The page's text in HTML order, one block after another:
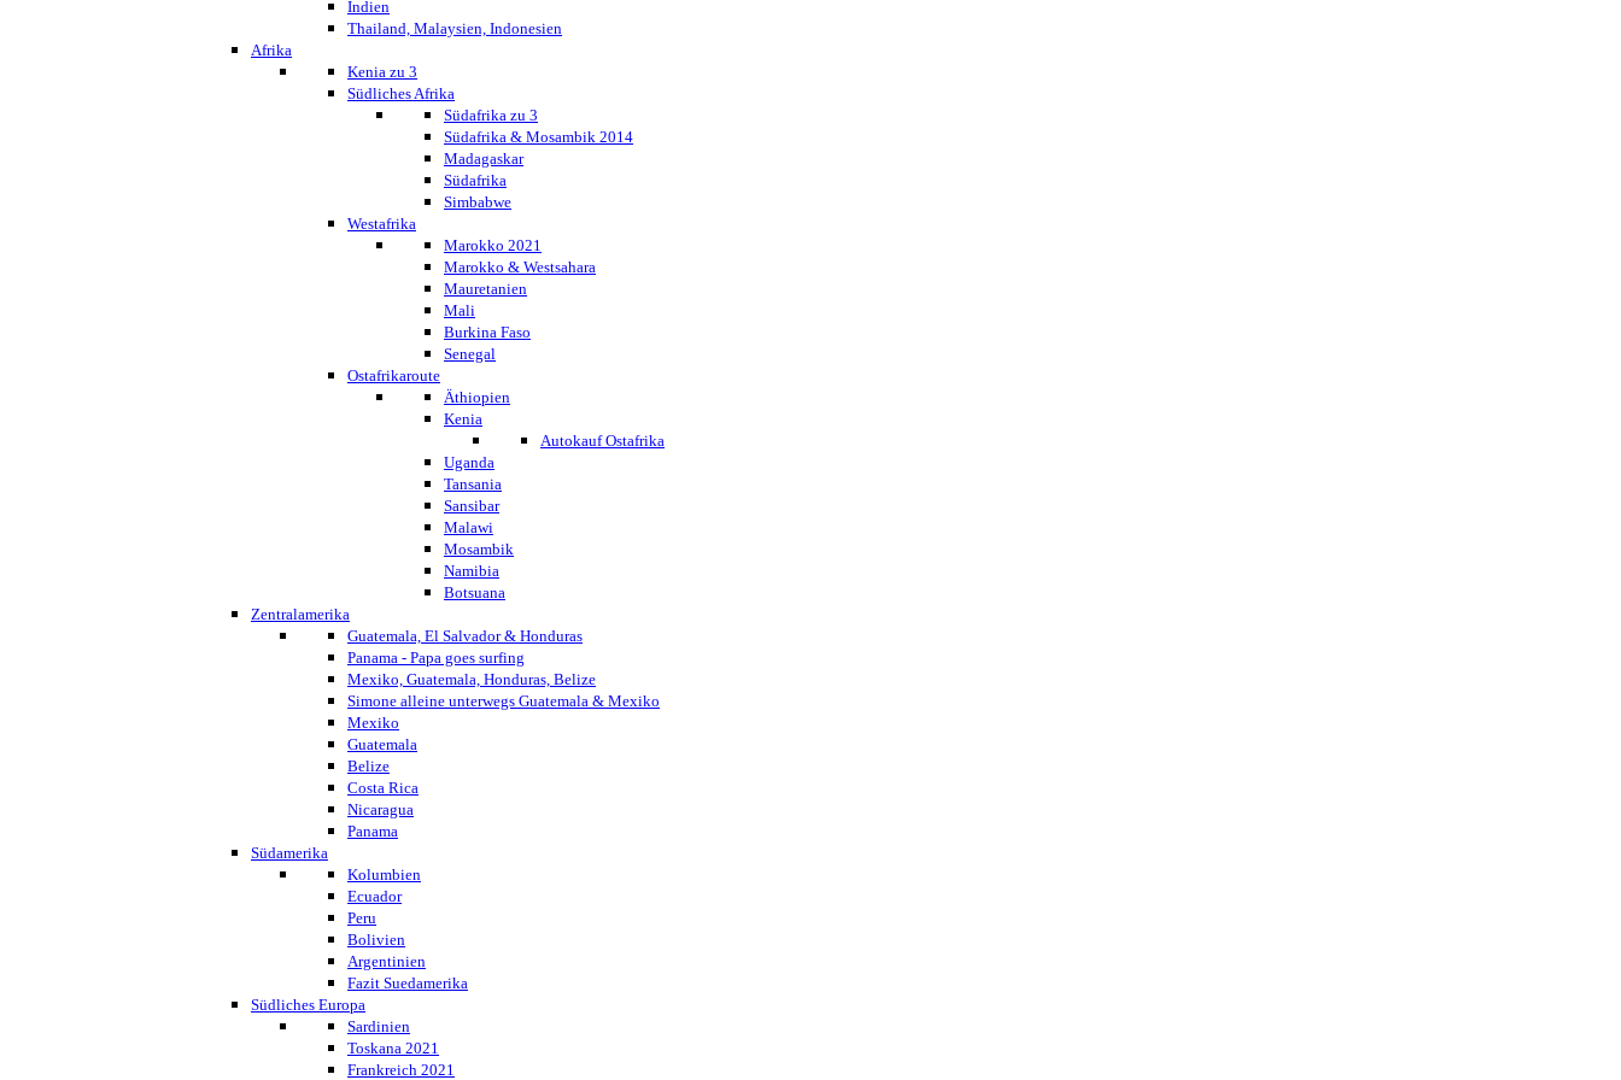
Indien
Thailand, Malaysien, Indonesien
Afrika
Kenia zu 3
Südliches Afrika
Südafrika zu 3
Südafrika & Mosambik 2014
Madagaskar
Südafrika
Simbabwe
Westafrika
Marokko 2021
Marokko & Westsahara
Mauretanien
Mali
Burkina Faso
Senegal
Ostafrikaroute
Äthiopien
Kenia
Autokauf Ostafrika
Uganda
Tansania
Sansibar
Malawi
Mosambik
Namibia
Botsuana
Zentralamerika
Guatemala, El Salvador & Honduras
Panama - Papa goes surfing
Mexiko, Guatemala, Honduras, Belize
Simone alleine unterwegs Guatemala & Mexiko
Mexiko
Guatemala
Belize
Costa Rica
Nicaragua
Panama
Südamerika
Kolumbien
Ecuador
Peru
Bolivien
Argentinien
Fazit Suedamerika
Südliches Europa
Sardinien
Toskana 2021
Frankreich 2021